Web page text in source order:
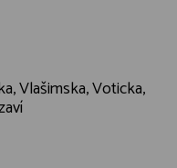
Vlašimska, Voticka,